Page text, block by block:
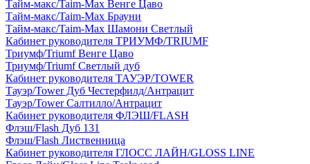
Тайм-макс/Taim-Max Венге Цаво
Тайм-макс/Taim-Max Брауни
Тайм-макс/Taim-Max Шамони Светлый
Кабинет руководителя ТРИУМФ/TRIUMF
Триумф/Triumf Венге Цаво
Триумф/Triumf Светлый дуб
Кабинет руководителя ТАУЭР/TOWER
Тауэр/Tower Дуб Честерфилд/Антрацит
Тауэр/Tower Салтилло/Антрацит
Кабинет руководителя ФЛЭШ/FLASH
Флэш/Flash Дуб 131
Флэш/Flash Лиственница
Кабинет руководителя ГЛОСС ЛАЙН/GLOSS LINE